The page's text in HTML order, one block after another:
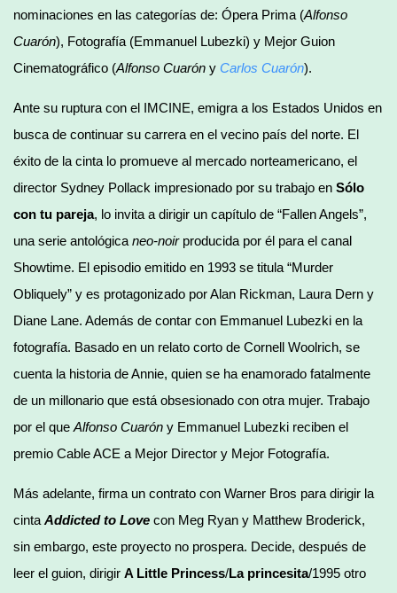
nominaciones en las categorías de: Ópera Prima (Alfonso
Cuarón), Fotografía (Emmanuel Lubezki) y Mejor Guion
Cinematográfico (Alfonso Cuarón y Carlos Cuarón).
Ante su ruptura con el IMCINE, emigra a los Estados Unidos en
busca de continuar su carrera en el vecino país del norte. El
éxito de la cinta lo promueve al mercado norteamericano, el
director Sydney Pollack impresionado por su trabajo en Sólo
con tu pareja, lo invita a dirigir un capítulo de “Fallen Angels”,
una serie antológica neo-noirproducida por él para el canal
Showtime. El episodio emitido en 1993 se titula “Murder
Obliquely” y es protagonizado por Alan Rickman, Laura Dern y
Diane Lane. Además de contar con Emmanuel Lubezki en la
fotografía. Basado en un relato corto de Cornell Woolrich, se
cuenta la historia de Annie, quien se ha enamorado fatalmente
de un millonario que está obsesionado con otra mujer. Trabajo
por el que Alfonso Cuarón y Emmanuel Lubezki reciben el
premio Cable ACE a Mejor Director y Mejor Fotografía.
Más adelante, firma un contrato con Warner Bros para dirigir la
cinta Addicted to Love con Meg Ryan y Matthew Broderick,
sin embargo, este proyecto no prospera. Decide, después de
leer el guion, dirigir A Little Princess/La princesita/1995 otro